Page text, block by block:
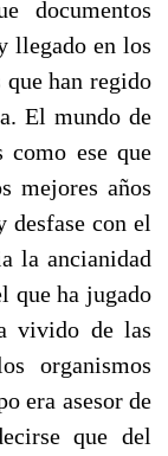
documentos
llegado en los
han regido
El mundo de
como ese que
mejores años
desfase con el
la ancianidad
que ha jugado
vivido de las
organismos
era asesor de
que del